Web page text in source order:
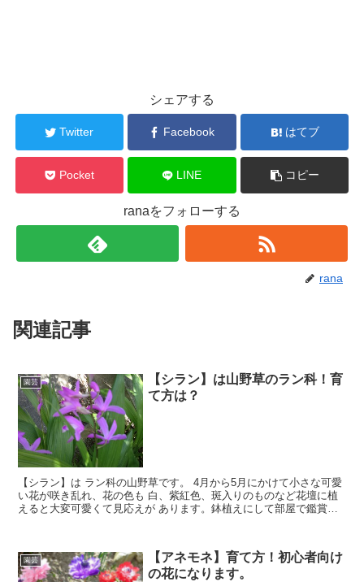
シェアする
Twitter Facebook はてブ
Pocket LINE コピー
ranaをフォローする
rana
関連記事
園芸
【シラン】は山野草のラン科！育
て方は？
【シラン】は ラン科の山野草です。 4月から5月にかけて小さな可愛
い花が咲き乱れ、花の色も 白、紫紅色、斑入りのものなど花壇に植
えると大変可愛くて見応えが あります。鉢植えにして部屋で鑑賞し
園芸
【アネモネ】育て方！初心者向け
の花になります。